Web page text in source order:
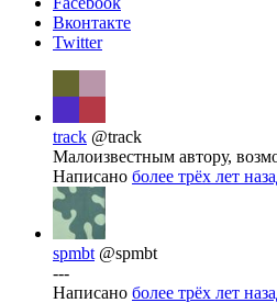
Вконтакте
Twitter
track @track
Малоизвестным автору,
Написано более трёх лет
spmbt @spmbt
---
Написано более трёх лет